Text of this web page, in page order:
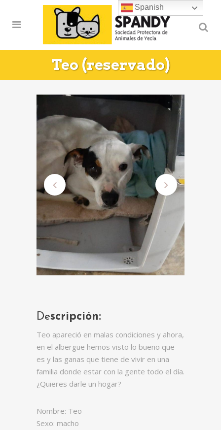
Teo (reservado)
Descripción:
Teo apareció en malas condiciones y ahora,
en el albergue hemos visto lo bueno que
es y las ganas que tiene de vivir en una
familia donde estar con la gente todo el día.
¿Quieres darle un hogar?
Nombre: Teo
Sexo: macho
Spanish